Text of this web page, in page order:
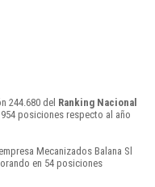
244.680 del Ranking Nacional
posiciones respecto al año
Mecanizados Balana Sl
en 54 posiciones